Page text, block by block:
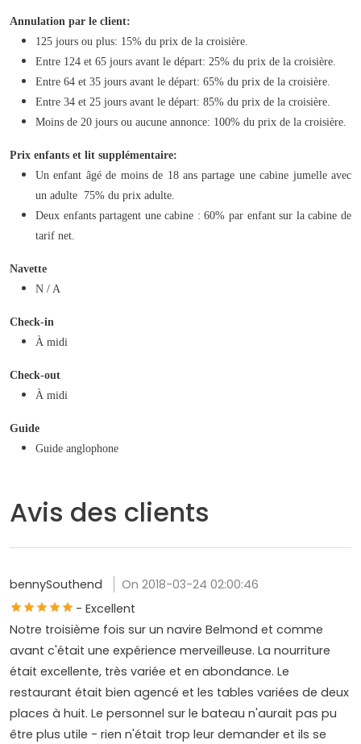
Annulation par le client:
125 jours ou plus: 15% du prix de la croisière.
Entre 124 et 65 jours avant le départ: 25% du prix de la croisière.
Entre 64 et 35 jours avant le départ: 65% du prix de la croisière.
Entre 34 et 25 jours avant le départ: 85% du prix de la croisière.
Moins de 20 jours ou aucune annonce: 100% du prix de la croisière.
Prix enfants et lit supplémentaire:
Un enfant âgé de moins de 18 ans partage une cabine jumelle avec
un adulte 75% du prix adulte.
Deux enfants partagent une cabine : 60% par enfant sur la cabine de
tarif net.
Navette
N / A
Check-in
À midi
Check-out
À midi
Guide
Guide anglophone
Avis des clients
bennySouthend
On 2018-03-24 02:00:46
- Excellent
Notre troisième fois sur un navire Belmond et comme
avant c'était une expérience merveilleuse. La nourriture
était excellente, très variée et en abondance. Le
restaurant était bien agencé et les tables variées de deux
places à huit. Le personnel sur le bateau n'aurait pas pu
être plus utile - rien n'était trop leur demander et ils se